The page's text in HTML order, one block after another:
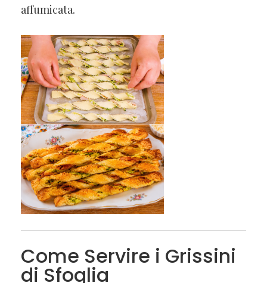
affumicata.
Come Servire i Grissini
di Sfoglia